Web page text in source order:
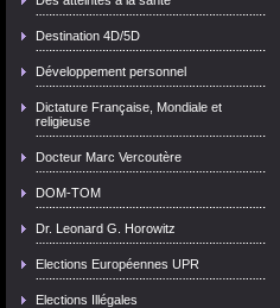
Destination 4D/5D
Développement personnel
Dictature Française, Mondiale et
religieuse
Docteur Marc Vercoutère
DOM-TOM
Dr. Leonard G. Horowitz
Elections Européennes UPR
Elections Illégales